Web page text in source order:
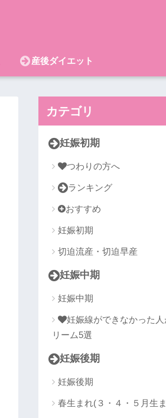
産後ダイエット
カテゴリ
妊娠初期
つわりの方へ
ランキング
おすすめ
妊娠初期
切迫流産・切迫早産
妊娠中期
妊娠中期
妊娠線ができなかった
リーム5選
妊娠後期
妊娠後期
春生まれ(３・４・５月生